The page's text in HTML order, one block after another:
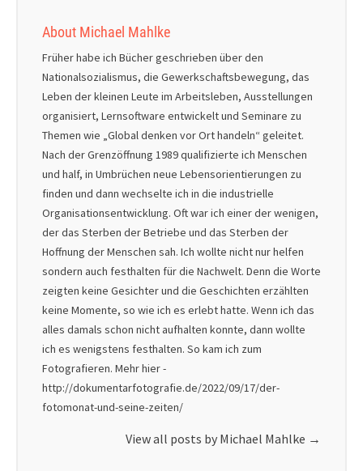
About Michael Mahlke
Früher habe ich Bücher geschrieben über den
Nationalsozialismus, die Gewerkschaftsbewegung, das
Leben der kleinen Leute im Arbeitsleben, Ausstellungen
organisiert, Lernsoftware entwickelt und Seminare zu
Themen wie „Global denken vor Ort handeln“ geleitet.
Nach der Grenzöffnung 1989 qualifizierte ich Menschen
und half, in Umbrüchen neue Lebensorientierungen zu
finden und dann wechselte ich in die industrielle
Organisationsentwicklung. Oft war ich einer der wenigen,
der das Sterben der Betriebe und das Sterben der
Hoffnung der Menschen sah. Ich wollte nicht nur helfen
sondern auch festhalten für die Nachwelt. Denn die Worte
zeigten keine Gesichter und die Geschichten erzählten
keine Momente, so wie ich es erlebt hatte. Wenn ich das
alles damals schon nicht aufhalten konnte, dann wollte
ich es wenigstens festhalten. So kam ich zum
Fotografieren. Mehr hier -
http://dokumentarfotografie.de/2022/09/17/der-
fotomonat-und-seine-zeiten/
View all posts by Michael Mahlke →